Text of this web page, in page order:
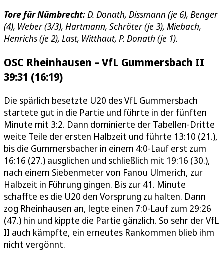
Tore für Nümbrecht: D. Donath, Dissmann (je 6), Benger
(4), Weber (3/3), Hartmann, Schröter (je 3), Miebach,
Henrichs (je 2), Last, Witthaut, P. Donath (je 1).
OSC Rheinhausen – VfL Gummersbach II
39:31 (16:19)
Die spärlich besetzte U20 des VfL Gummersbach
startete gut in die Partie und führte in der fünften
Minute mit 3:2. Dann dominierte der Tabellen-Dritte
weite Teile der ersten Halbzeit und führte 13:10 (21.),
bis die Gummersbacher in einem 4:0-Lauf erst zum
16:16 (27.) ausglichen und schließlich mit 19:16 (30.),
nach einem Siebenmeter von Fanou Ulmerich, zur
Halbzeit in Führung gingen. Bis zur 41. Minute
schaffte es die U20 den Vorsprung zu halten. Dann
zog Rheinhausen an, legte einen 7:0-Lauf zum 29:26
(47.) hin und kippte die Partie gänzlich. So sehr der VfL
II auch kämpfte, ein erneutes Rankommen blieb ihm
nicht vergönnt.